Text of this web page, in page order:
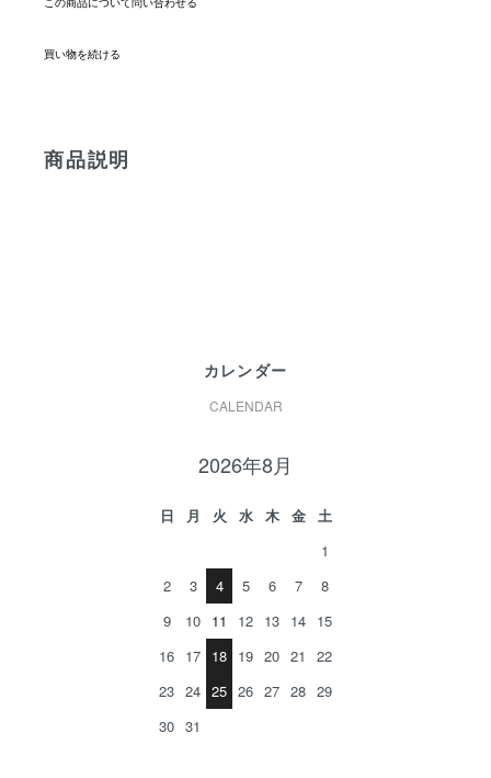
買い物を続ける
商品説明
カレンダー
CALENDAR
2026年8月
日 月 火 水 木 金
土
1
2
3 4 5 6 7
8
9
10 11 12 13 14 15
16 17 18 19 20 21
22
23 24 25 26 27 28 29
30 31